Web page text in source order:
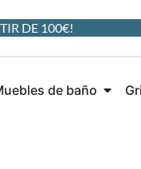
DE 100€!
de baño